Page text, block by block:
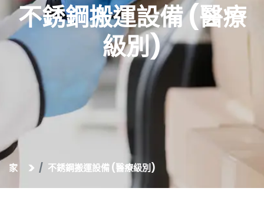
不銹鋼搬運設備 (醫療
級別)
家 不銹鋼搬運設備 (醫療級別)